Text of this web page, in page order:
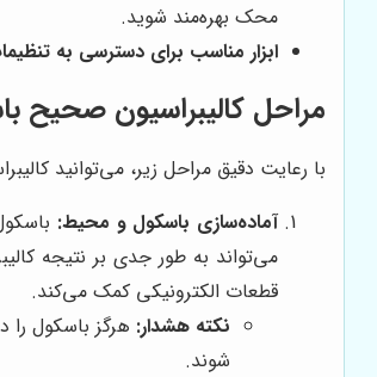
محک بهره‌مند شوید.
ابزار مناسب برای دسترسی به
مراحل کالیبراسیون
با رعایت دقیق مراحل زیر، می‌توانید
آماده‌سازی باسکول و محیط:
قطعات الکترونیکی کمک می‌کند.
نکته هشدار: هرگز باسکول را
شوند.